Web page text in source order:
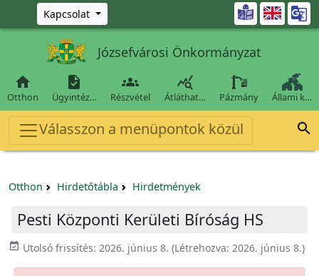
Ugrás a fő tartalomra
Kapcsolat 
Józsefvárosi Önkormányzat

Otthon

Ügyintéz…

Részvétel

Átláthat… Pázmány Állami k…
Válasszon a menüpontok közül 
Otthon Hirdetőtábla Hirdetmények
Pesti Központi Kerületi Bíróság HS
event_available Utolsó frissítés: 2026. június 8. (Létrehozva: 2026. június 8.)